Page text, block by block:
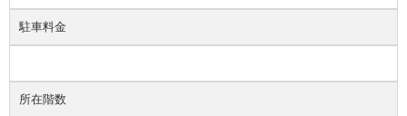
駐車料金
所在階数